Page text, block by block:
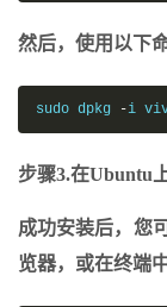
然后，使用以下
sudo dpkg -i
步骤3.在Ubuntu
成功安装后，您
览器，或在终端